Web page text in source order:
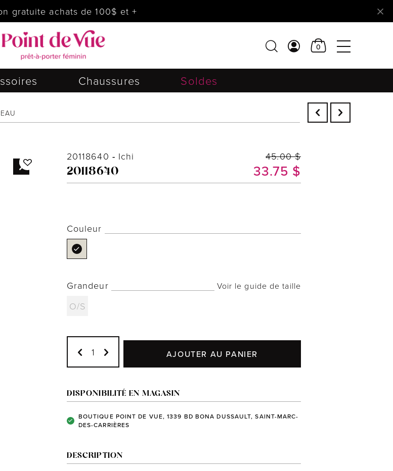
gratuite achats de 100$ et +
0
Chaussures Soldes
20118640 - Ichi
20118640 33.75 $
45.00 $
Couleur
Grandeur Voir le guide de taille
O/S
AJOUTER AU PANIER
DISPONIBILITÉ EN MAGASIN
BOUTIQUE POINT DE VUE, 1339 BD BONA DUSSAULT, SAINT-MARC-
DES-CARRIÈRES
DESCRIPTION